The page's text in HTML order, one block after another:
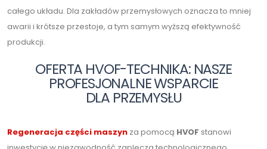
całego układu. Dla zakładów przemysłowych oznacza to mniej
awarii i krótsze przestoje, a tym samym wyższą efektywność
produkcji.
OFERTA HVOF-TECHNIKA: NASZE
PROFESJONALNE WSPARCIE
DLA PRZEMYSŁU
Regeneracja części maszyn za pomocą HVOF stanowi